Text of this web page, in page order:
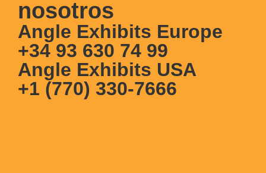
nosotros
Angle Exhibits Europe
+34 93 630 74 99
Angle Exhibits USA
+1 (770) 330-7666